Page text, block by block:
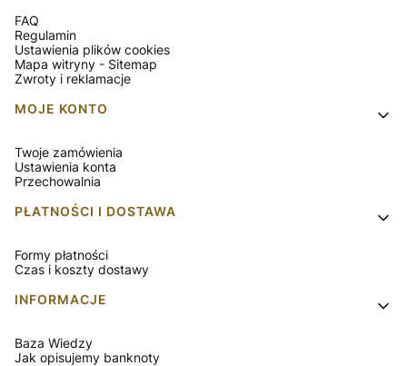
FAQ
Regulamin
Ustawienia plików cookies
Mapa witryny - Sitemap
Zwroty i reklamacje
MOJE KONTO
Twoje zamówienia
Ustawienia konta
Przechowalnia
PŁATNOŚCI I DOSTAWA
Formy płatności
Czas i koszty dostawy
INFORMACJE
Baza Wiedzy
Jak opisujemy banknoty